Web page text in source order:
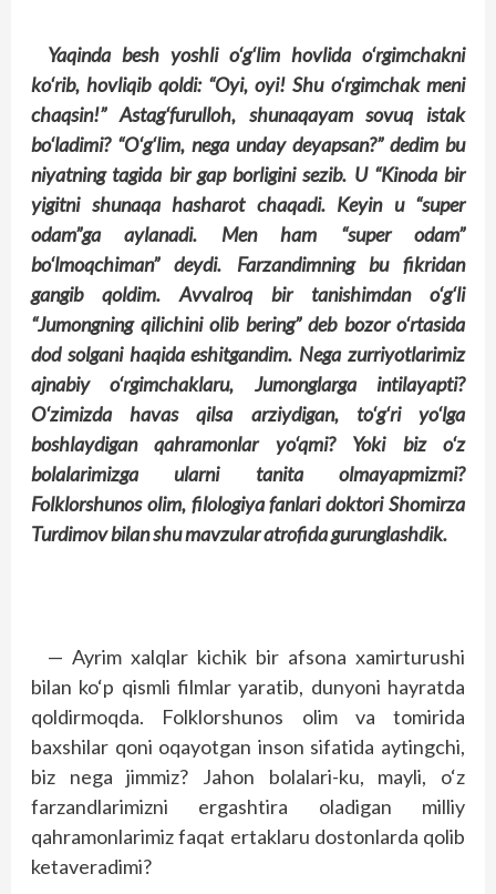
Yaqinda besh yoshli o‘g‘lim hovlida o‘rgimchakni
ko‘rib, hovliqib qoldi: “Oyi, oyi! Shu o‘rgimchak meni
chaqsin!” Astag‘furulloh, shunaqayam sovuq istak
bo‘ladimi? “O‘g‘lim, nega unday deyapsan?” dedim bu
niyatning tagida bir gap borligini sezib. U “Kinoda bir
yigitni shunaqa hasharot chaqadi. Keyin u “super
odam”ga aylanadi. Men ham “super odam”
bo‘lmoqchiman” deydi. Farzandimning bu fikridan
gangib qoldim. Avvalroq bir tanishimdan o‘g‘li
“Jumongning qilichini olib bering” deb bozor o‘rtasida
dod solgani haqida eshitgandim. Nega zurriyotlarimiz
ajnabiy o‘rgimchaklaru, Jumonglarga intilayapti?
O‘zimizda havas qilsa arziydigan, to‘g‘ri yo‘lga
boshlaydigan qahramonlar yo‘qmi? Yoki biz o‘z
bolalarimizga ularni tanita olmayapmizmi?
Folklorshunos olim, filologiya fanlari doktori Shomirza
Turdimov bilan shu mavzular atrofida gurunglashdik.
— Ayrim xalqlar kichik bir afsona xamirturushi
bilan ko‘p qismli filmlar yaratib, dunyoni hayratda
qoldirmoqda. Folklorshunos olim va tomirida
baxshilar qoni oqayotgan inson sifatida aytingchi,
biz nega jimmiz? Jahon bolalari-ku, mayli, o‘z
farzandlarimizni ergashtira oladigan milliy
qahramonlarimiz faqat ertaklaru dostonlarda qolib
ketaveradimi?